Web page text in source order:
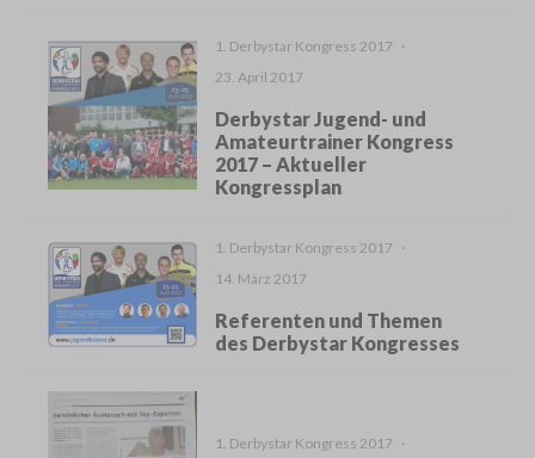
1. Derbystar Kongress 2017 ·
23. April 2017
Derbystar Jugend- und
Amateurtrainer Kongress
2017 – Aktueller
Kongressplan
1. Derbystar Kongress 2017 ·
14. März 2017
Referenten und Themen
des Derbystar Kongresses
1. Derbystar Kongress 2017 ·